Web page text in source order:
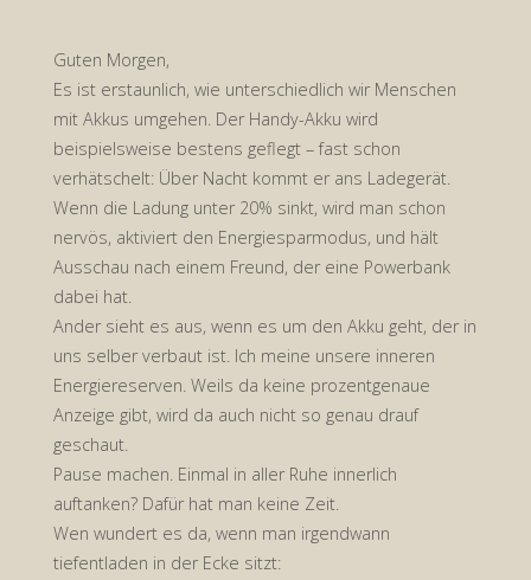
Guten Morgen,
Es ist erstaunlich, wie unterschiedlich wir Menschen
mit Akkus umgehen. Der Handy-Akku wird
beispielsweise bestens geflegt – fast schon
verhätschelt: Über Nacht kommt er ans Ladegerät.
Wenn die Ladung unter 20% sinkt, wird man schon
nervös, aktiviert den Energiesparmodus, und hält
Ausschau nach einem Freund, der eine Powerbank
dabei hat.
Ander sieht es aus, wenn es um den Akku geht, der in
uns selber verbaut ist. Ich meine unsere inneren
Energiereserven. Weils da keine prozentgenaue
Anzeige gibt, wird da auch nicht so genau drauf
geschaut.
Pause machen. Einmal in aller Ruhe innerlich
auftanken? Dafür hat man keine Zeit.
Wen wundert es da, wenn man irgendwann
tiefentladen in der Ecke sitzt: